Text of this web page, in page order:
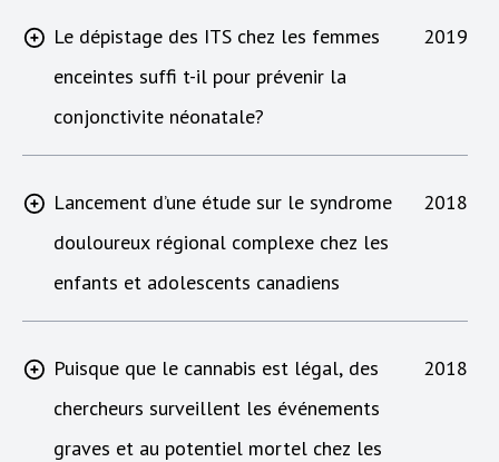
Le dépistage des ITS chez les femmes
enceintes suffi t-il pour prévenir la
conjonctivite néonatale?
2019
Lancement d’une étude sur le syndrome
douloureux régional complexe chez les
enfants et adolescents canadiens
2018
Puisque que le cannabis est légal, des
chercheurs surveillent les événements
graves et au potentiel mortel chez les
2018